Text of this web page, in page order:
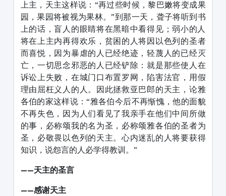
上主，天主这样说：“再过些时候，黎巴嫩将变成果
园，果园将被视为果林。”到那一天，聋子将听到书
上的话，盲人的眼睛将在黑暗中看得见；弱小的人
将在上主内再得欢乐，贫困的人将因以色列的圣者
而喜悦，因为暴虐的人已经绝迹，轻蔑人的已经灭
亡，一切思念邪恶的人已经铲除：就是那些使人在
诉讼上失败，在城门口布置罗网，陷害法官，用假
理由屈枉义人的人。因此拯救亚巴郎的天主，论雅
各伯的家这样说：“雅各伯今后不再惭愧，他的面貌
不再失色，因为人们看见了我亲手在他们中间所做
的事，必称颂我的名为圣，必称颂雅各伯的圣者为
圣，必敬畏以色列的天主。心内迷乱的人将要获得
知识，说怨言的人必学得教训。”
——天主的圣言
——感谢天主